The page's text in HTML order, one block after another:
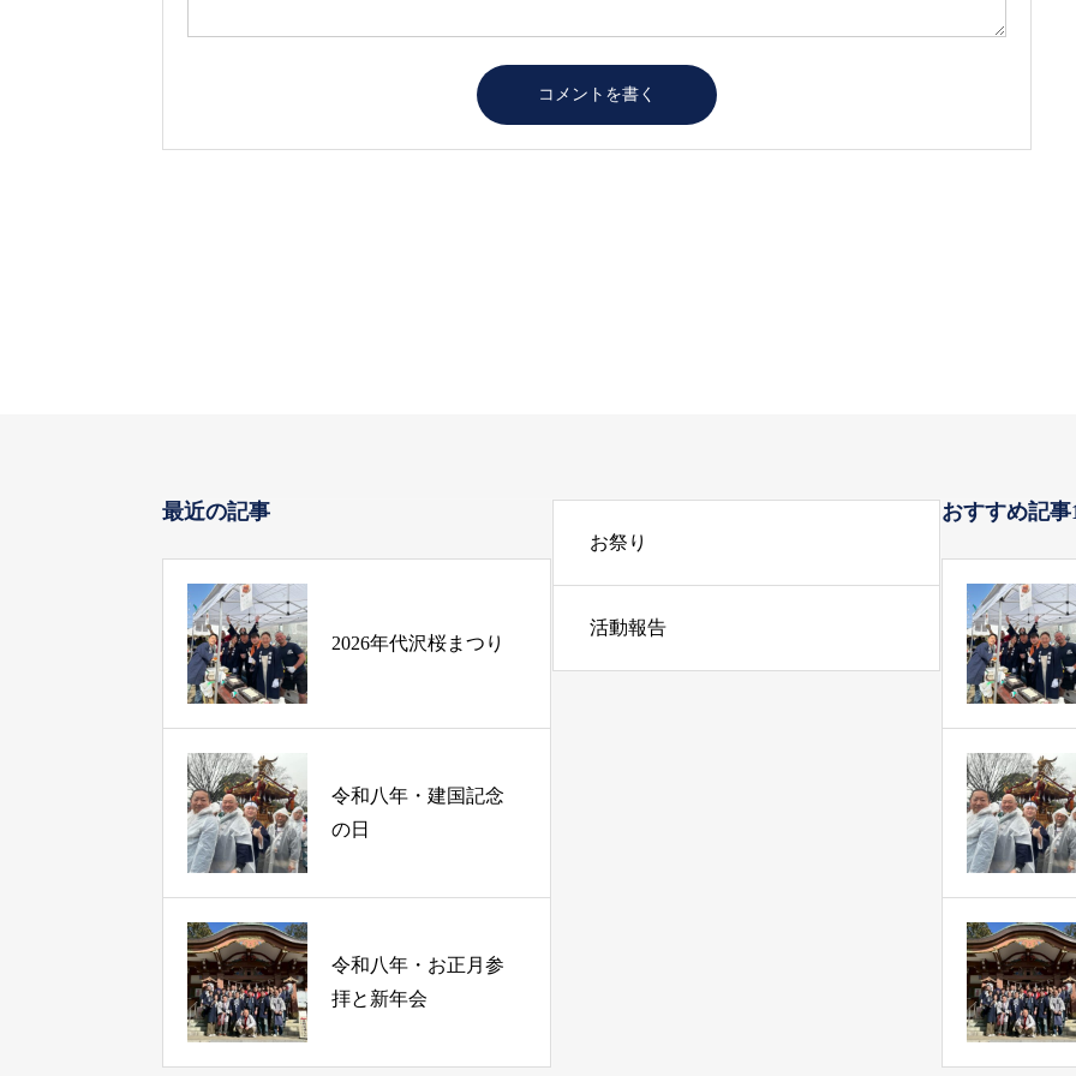
最近の記事
2026年代沢桜まつり
令和八年・建国記念
の日
令和八年・お正月参
拝と新年会
お祭り
活動報告
おすすめ記事